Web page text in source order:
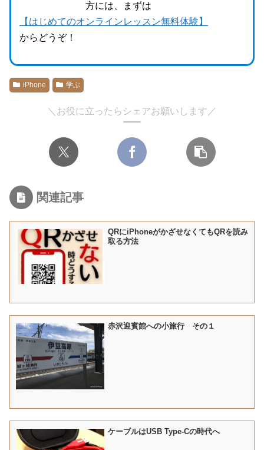
方には、まずは
【はじめてのオンラインレッスン無料体験】
からどうぞ！
iPhone 学ぶ
＼お役に立ったらシェアお願いします／
関連記事
QRにiPhoneがかざせなくてもQRを読み
取る方法
赤沢迎賓館への小旅行 その１
ケーブルはUSB Type-Cの時代へ